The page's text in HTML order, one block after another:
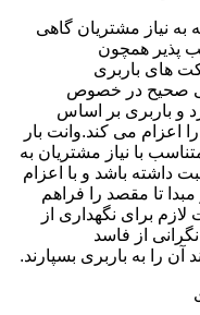
به نیاز مشتریان گاهی
پذیر همچون
های باربری
صحیح در خصوص
و باربری بر اساس
اعزام می کند.وانت بار
با نیاز مشتریان به
داشته باشد و با اعزام
تا مقصد را فراهم
لازم برای نگهداری از
از فاسد
را به باربری بسپارند.